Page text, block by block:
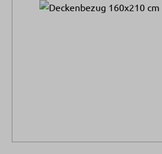
Bildergalerie überspringen